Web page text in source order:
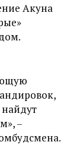
Акуна
–